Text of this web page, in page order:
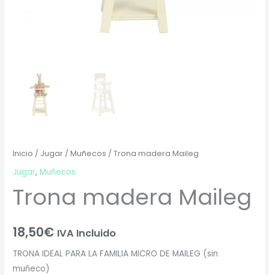
Inicio / Jugar /Muñecos / Trona madera Maileg
Jugar,Muñecos
Trona madera Maileg
18,50€ IVA Incluido
TRONA IDEAL PARA LA FAMILIA MICRO DE MAILEG (sin
muñeco)